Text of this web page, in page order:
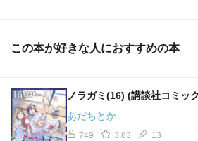
この本が好きな人におすすめの本
ノラガミ(16) (講談社コミッ
あだちとか
749 3.83 13